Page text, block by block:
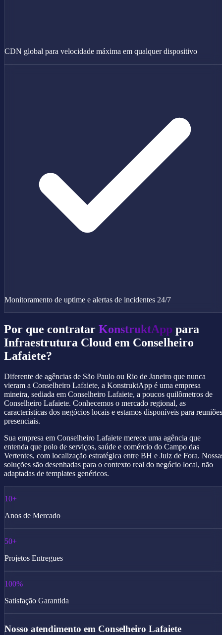
CDN global para velocidade máxima em qualquer dispositivo
Monitoramento de uptime e alertas de incidentes 24/7
Por que contratar KonstruktApp para
Infraestrutura Cloud em Conselheiro
Lafaiete?
Diferente de agências de São Paulo ou Rio de Janeiro que nunca
vieram a Conselheiro Lafaiete, a KonstruktApp é uma empresa
mineira, sediada em Conselheiro Lafaiete, a poucos quilômetros de
Conselheiro Lafaiete. Conhecemos o mercado regional, as
características dos negócios locais e estamos disponíveis para reuniões
presenciais.
Sua empresa em Conselheiro Lafaiete merece uma agência que
entenda que polo de serviços, saúde e comércio do Campo das
Vertentes, com localização estratégica entre BH e Juiz de Fora.
soluções são desenhadas para o contexto real do negócio local, não
adaptadas de templates genéricos.
10+
Anos de Mercado
50+
Projetos Entregues
100%
Satisfação Garantida
Nosso atendimento em Conselheiro Lafaiete